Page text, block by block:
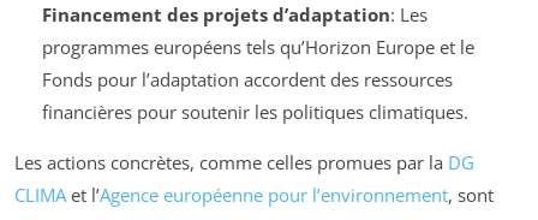
Financement des projets d’adaptation: Les
programmes européens tels qu’Horizon Europe et le
Fonds pour l’adaptation accordent des ressources
financières pour soutenir les politiques climatiques.
Les actions concrètes, comme celles promues par la DG
CLIMA et l’Agence européenne pour l’environnement, sont